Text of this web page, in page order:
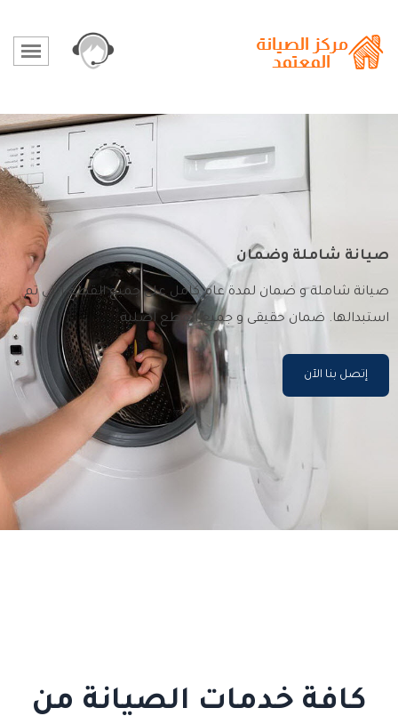
صيانة شاملة وضمان
صيانة شاملة و ضمان لمدة عام كامل على جميع القطع التى تم
استبدالها. ضمان حقيقى و جميع القطع اصلية.
إتصل بنا الآن
كافة خدمات الصيانة من